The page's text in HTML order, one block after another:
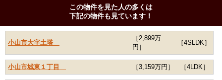
この物件を見た人の多くは
下記の物件も見ています！
小山市大字土塔
［2,899万
円］
［4SLDK］
小山市城東１丁目 ［3,159万円］ ［4LDK］